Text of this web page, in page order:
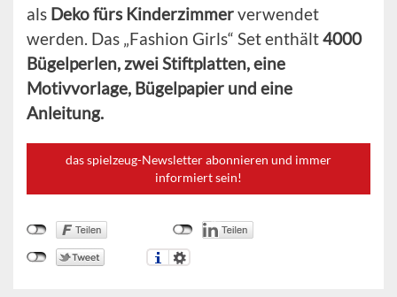
als Deko fürs Kinderzimmerverwendet
werden. Das „Fashion Girls“ Set enthält4000
Bügelperlen, zwei Stiftplatten, eine
Motivvorlage, Bügelpapier und eine
Anleitung.
das spielzeug-Newsletter abonnieren und immer
informiert sein!